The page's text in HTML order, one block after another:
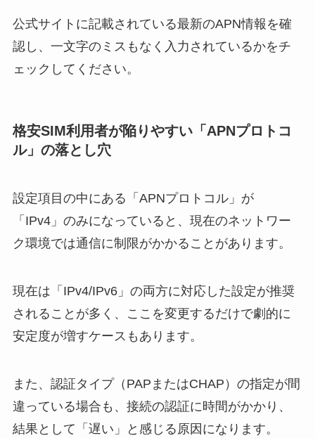
公式サイトに記載されている最新のAPN情報を確
認し、一文字のミスもなく入力されているかをチ
ェックしてください。
格安SIM利用者が陥りやすい「APNプロトコ
ル」の落とし穴
設定項目の中にある「APNプロトコル」が
「IPv4」のみになっていると、現在のネットワー
ク環境では通信に制限がかかることがあります。
現在は「IPv4/IPv6」の両方に対応した設定が推奨
されることが多く、ここを変更するだけで劇的に
安定度が増すケースもあります。
また、認証タイプ（PAPまたはCHAP）の指定が間
違っている場合も、接続の認証に時間がかかり、
結果として「遅い」と感じる原因になります。